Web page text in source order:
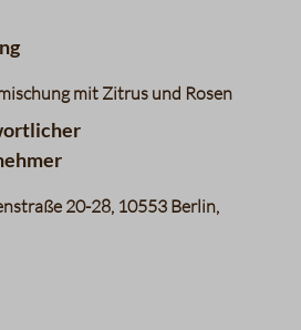
mit Zitrus und Rosen
20-28, 10553 Berlin,